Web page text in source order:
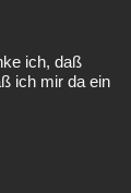
ich, daß
ich mir da ein